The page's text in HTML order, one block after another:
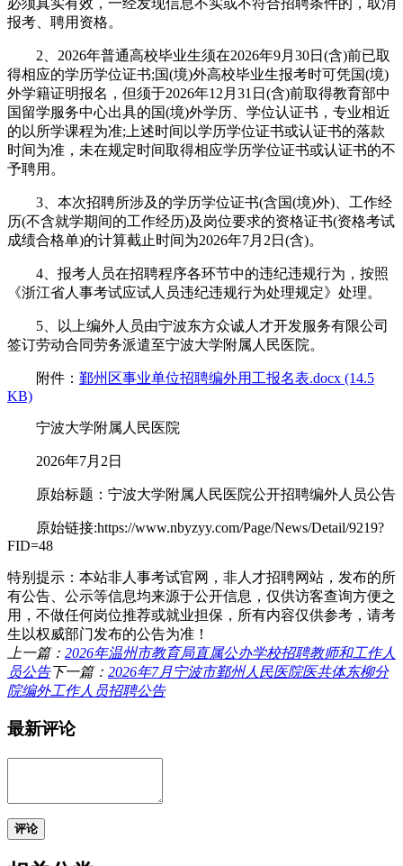
报考、聘用资格。
2、2026年普通高校毕业生须在2026年9月30日(含)前已取
得相应的学历学位证书;国(境)外高校毕业生报考时可凭国(境)
外学籍证明报名，但须于2026年12月31日(含)前取得教育部中
国留学服务中心出具的国(境)外学历、学位认证书，专业相近
的以所学课程为准;上述时间以学历学位证书或认证书的落款
时间为准，未在规定时间取得相应学历学位证书或认证书的不
予聘用。
3、本次招聘所涉及的学历学位证书(含国(境)外)、工作经
历(不含就学期间的工作经历)及岗位要求的资格证书(资格考试
成绩合格单)的计算截止时间为2026年7月2日(含)。
4、报考人员在招聘程序各环节中的违纪违规行为，按照
《浙江省人事考试应试人员违纪违规行为处理规定》处理。
5、以上编外人员由宁波东方众诚人才开发服务有限公司
签订劳动合同劳务派遣至宁波大学附属人民医院。
附件： 鄞州区事业单位招聘编外用工报名表.docx (14.5
KB)
宁波大学附属人民医院
2026年7月2日
原始标题：宁波大学附属人民医院公开招聘编外人员公告
原始链接:https://www.nbyzyy.com/Page/News/Detail/9219?
FID=48
特别提示：本站非人事考试官网，非人才招聘网站，发布的所
有公告、公示等信息均来源于公开信息，仅供访客查询方便之
用，不做任何岗位推荐或就业担保，所有内容仅供参考，请考
生以权威部门发布的公告为准！
上一篇： 2026年温州市教育局直属公办学校招聘教师和工作人
员公告下一篇： 2026年7月宁波市鄞州人民医院医共体东柳分
院编外工作人员招聘公告
最新评论
评论